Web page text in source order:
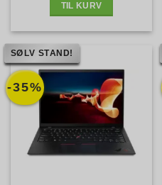
TIL KURV
-35%
SØLV STAND!